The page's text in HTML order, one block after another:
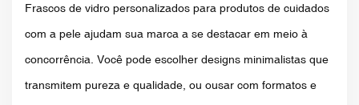
Frascos de vidro personalizados para produtos de cuidados
com a pele ajudam sua marca a se destacar em meio à
concorrência. Você pode escolher designs minimalistas que
transmitem pureza e qualidade, ou ousar com formatos e